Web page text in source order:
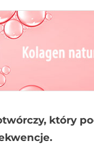
który